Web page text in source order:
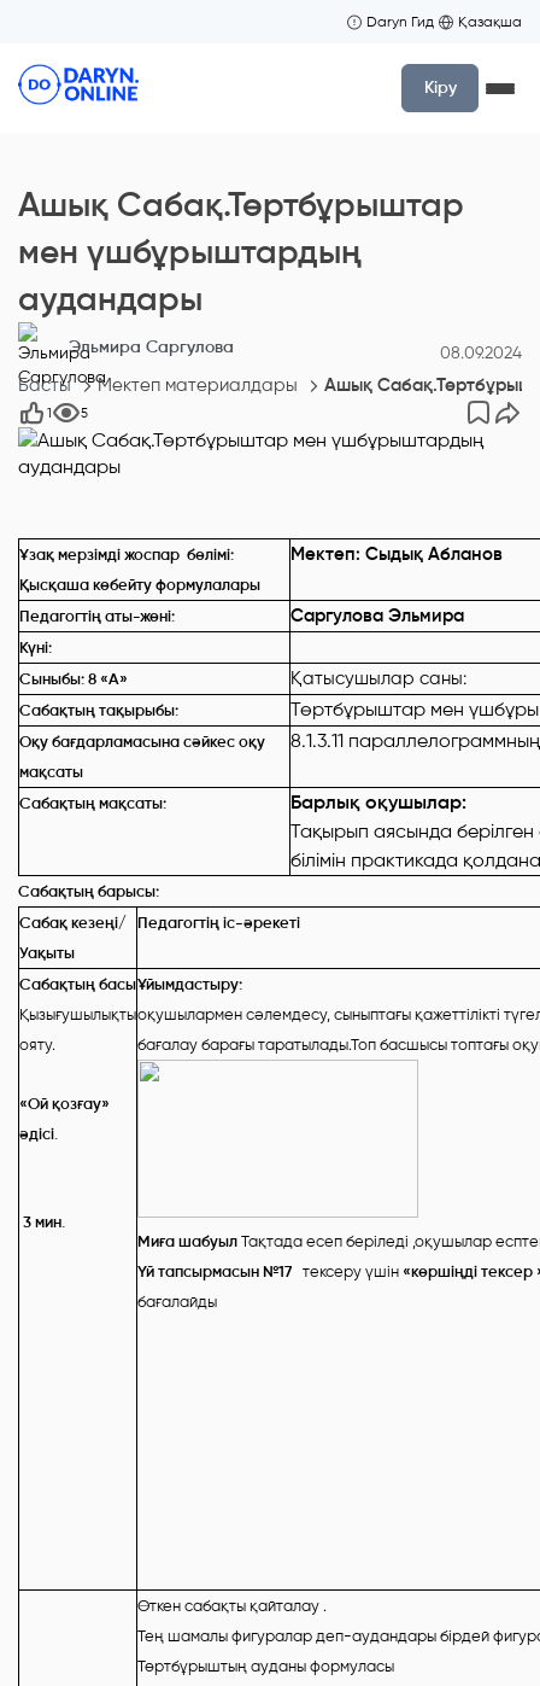
Daryn Гид Қазақша
Кіру
Ашық Сабақ.Төртбұрыштар
мен үшбұрыштардың
аудандары
Эльмира Саргулова 08.09.2024
Басты Мектеп материалдары Ашық
1 5
Ұзақ мерзімді жоспар бөлімі:
Қысқаша көбейту формулалары
Мектеп: Сыдық Абланов
Педагогтің аты-жөні: Саргулова Эльмира
Күні:
Сыныбы: 8 «А» Қатысушылар саны:
Сабақтың тақырыбы: Төртбұрыштар мен
Оқу бағдарламасына сәйкес оқу
мақсаты
8.1.3.11
Сабақтың мақсаты:
Барлық оқушылар:
Тақырып аясында
білімін практикада
Сабақтың барысы:
Сабақ кезеңі/
Уақыты
Педагогтің іс-әрекеті
Сабақтың басы
Қызығушылықты
ояту.
«Ой қозғау»
әдісі.
3 мин.
Ұйымдастыру:
оқушылармен сәлемдесу, сыныптағы қажеттілікті
бағалау барағы таратылады.Топ басшысы топтағы
Миға шабуыл Тақтада есеп беріледі ,оқушылар
Үй тапсырмасын №17 тексеру үшін «көршіңді тексер
бағалайды
Өткен сабақты қайталау .
Тең шамалы фигуралар деп-аудандары бірдей
Төртбұрыштың ауданы формуласы